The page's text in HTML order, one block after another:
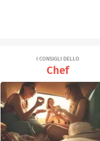
I CONSIGLI DELLO
Chef